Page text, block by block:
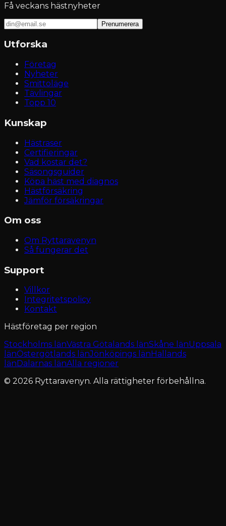
Få veckans hästnyheter
Prenumerera
Utforska
Företag
Nyheter
Smittoläge
Tävlingar
Topp 10
Kunskap
Hästraser
Certifieringar
Vad kostar det?
Säsongsguider
Köpa häst med diagnos
Hästförsäkring
Jämför försäkringar
Om oss
Om Ryttaravenyn
Så fungerar det
Support
Villkor
Integritetspolicy
Kontakt
Hästföretag per region
Stockholms länVästra Götalands länSkåne länUppsala
länÖstergötlands länJönköpings län Hallands
län Dalarnas länAlla regioner
© 2026 Ryttaravenyn. Alla rättigheter förbehållna.